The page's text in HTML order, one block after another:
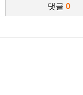
댓글 0